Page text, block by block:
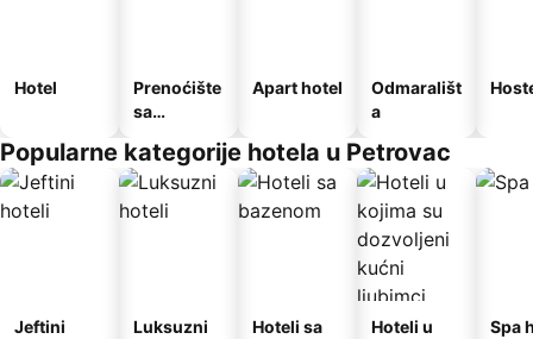
Hotel
Prenoćište
sa
Apart hotel
Odmarališt
a
Popularne kategorije hotela u Petrovac
Jeftini
Luksuzni
Hoteli sa
Hoteli u
Spa